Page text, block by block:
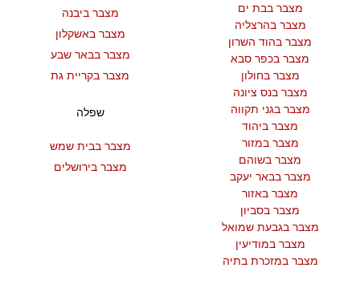
מצבר בבת ים
מצבר בהרצליה
מצבר בהוד השרון
מצבר בכפר סבא
מצבר בחולון
מצבר בנס ציונה
מצבר בגני תקווה
מצבר ביהוד
מצבר במזור
מצבר בשוהם
מצבר בבאר יעקב
מצבר באזור
מצבר בסביון
מצבר בגבעת שמואל
מצבר במודיעין
מצבר במזכרת בתיה
מצבר ביבנה
מצבר באשקלון
מצבר בבאר שבע
מצבר בקריית גת
שפלה
מצבר בבית שמש
מצבר בירושלים